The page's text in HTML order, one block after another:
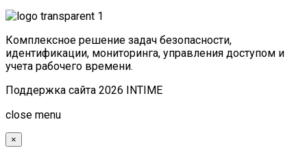
Комплексное решение задач безопасности,
идентификации, мониторинга, управления доступом и
учета рабочего времени.
Поддержка сайта 2026 INTIME
close menu
×